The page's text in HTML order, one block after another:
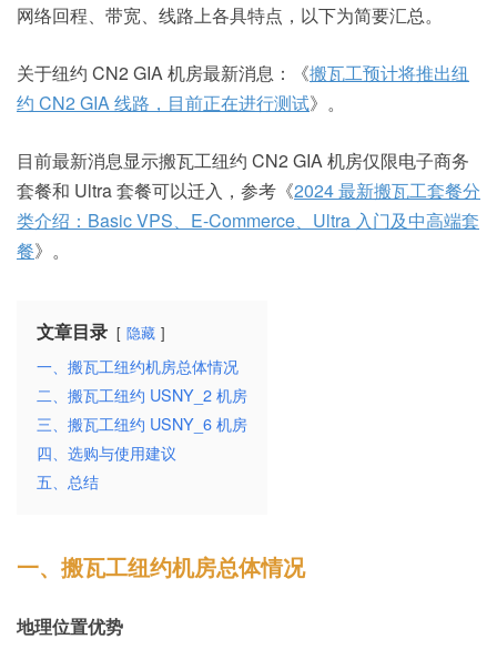
网络回程、带宽、线路上各具特点，以下为简要汇总。
关于纽约 CN2 GIA 机房最新消息：《搬瓦工预计将推出纽
约 CN2 GIA 线路，目前正在进行测试》。
目前最新消息显示搬瓦工纽约 CN2 GIA 机房仅限电子商务
套餐和 Ultra 套餐可以迁入，参考《2024 最新搬瓦工套餐分
类介绍：Basic VPS、E-Commerce、Ultra 入门及中高端套
餐》。
文章目录 隐藏
一、搬瓦工纽约机房总体情况
二、搬瓦工纽约 USNY_2 机房
三、搬瓦工纽约 USNY_6 机房
四、选购与使用建议
五、总结
一、搬瓦工纽约机房总体情况
地理位置优势